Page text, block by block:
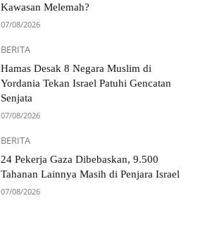
Kawasan Melemah?
07/08/2026
BERITA
Hamas Desak 8 Negara Muslim di
Yordania Tekan Israel Patuhi Gencatan
Senjata
07/08/2026
BERITA
24 Pekerja Gaza Dibebaskan, 9.500
Tahanan Lainnya Masih di Penjara Israel
07/08/2026